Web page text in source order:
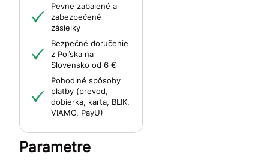
Pevne zabalené a
zabezpečené
zásielky
Bezpečné doručenie
z Poľska na
Slovensko od 6 €
Pohodlné spôsoby
platby (prevod,
dobierka, karta, BLIK,
VIAMO, PayU)
Parametre